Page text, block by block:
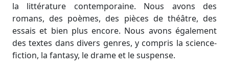
la littérature contemporaine. Nous avons des
romans, des poèmes, des pièces de théâtre, des
essais et bien plus encore. Nous avons également
des textes dans divers genres, y compris la science-
fiction, la fantasy, le drame et le suspense.